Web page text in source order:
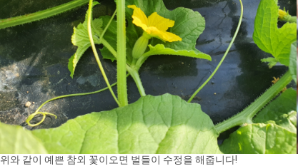
위와 같이 예쁜 참외 꽃이오면 벌들이 수정을 해줍니다!